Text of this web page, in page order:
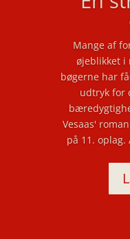
Mange af
øjeblikket i
bøgerne har
udtryk for
Vesaas'
på 11. oplag.